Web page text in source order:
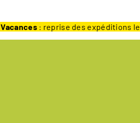
Vacances: reprise des expéditions le